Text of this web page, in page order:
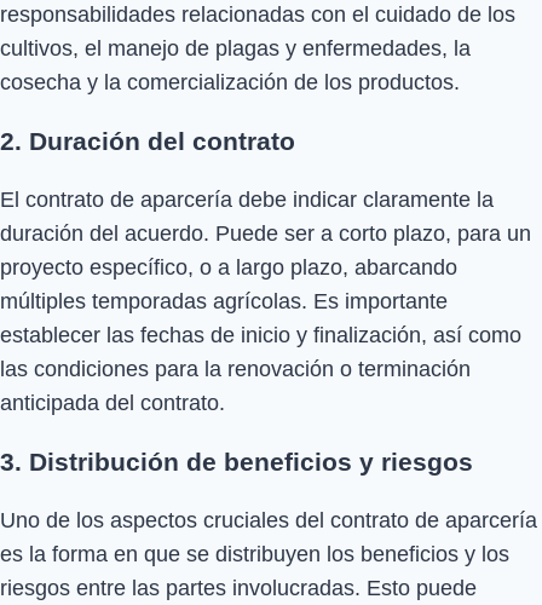
responsabilidades relacionadas con el cuidado de los
cultivos, el manejo de plagas y enfermedades, la
cosecha y la comercialización de los productos.
2. Duración del contrato
El contrato de aparcería debe indicar claramente la
duración del acuerdo. Puede ser a corto plazo, para un
proyecto específico, o a largo plazo, abarcando
múltiples temporadas agrícolas. Es importante
establecer las fechas de inicio y finalización, así como
las condiciones para la renovación o terminación
anticipada del contrato.
3. Distribución de beneficios y riesgos
Uno de los aspectos cruciales del contrato de aparcería
es la forma en que se distribuyen los beneficios y los
riesgos entre las partes involucradas. Esto puede